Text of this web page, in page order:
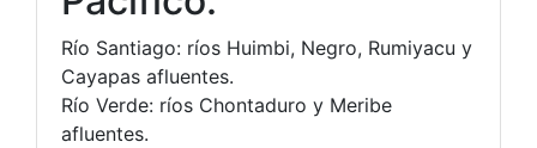
Río Santiago: ríos Huimbi, Negro, Rumiyacu y
Cayapas afluentes.
Río Verde: ríos Chontaduro y Meribe
afluentes.